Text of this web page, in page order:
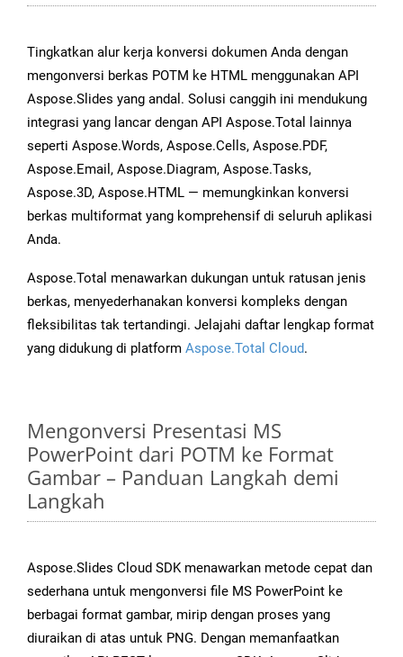
Tingkatkan alur kerja konversi dokumen Anda dengan
mengonversi berkas POTM ke HTML menggunakan API
Aspose.Slides yang andal. Solusi canggih ini mendukung
integrasi yang lancar dengan API Aspose.Total lainnya
seperti Aspose.Words, Aspose.Cells, Aspose.PDF,
Aspose.Email, Aspose.Diagram, Aspose.Tasks,
Aspose.3D, Aspose.HTML — memungkinkan konversi
berkas multiformat yang komprehensif di seluruh aplikasi
Anda.
Aspose.Total menawarkan dukungan untuk ratusan jenis
berkas, menyederhanakan konversi kompleks dengan
fleksibilitas tak tertandingi. Jelajahi daftar lengkap format
yang didukung di platform Aspose.Total Cloud.
Mengonversi Presentasi MS
PowerPoint dari POTM ke Format
Gambar – Panduan Langkah demi
Langkah
Aspose.Slides Cloud SDK menawarkan metode cepat dan
sederhana untuk mengonversi file MS PowerPoint ke
berbagai format gambar, mirip dengan proses yang
diuraikan di atas untuk PNG. Dengan memanfaatkan